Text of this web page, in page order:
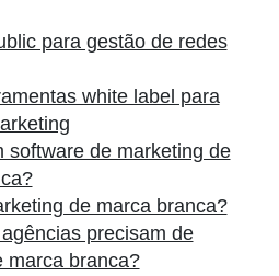
para gestão de redes
white label para
software de marketing de
de marca branca?
precisam de
marca branca?